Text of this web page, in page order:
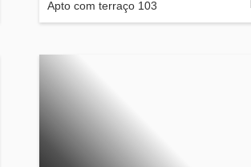
Apto com terraço 103